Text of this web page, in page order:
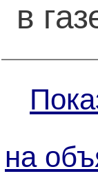
в
на